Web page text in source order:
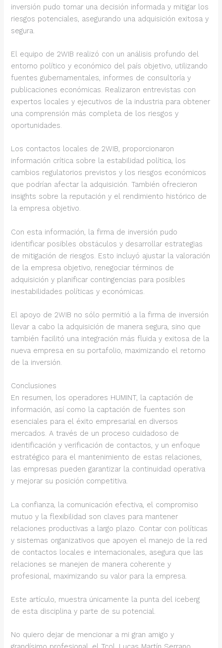
inversión pudo tomar una decisión informada y mitigar los
riesgos potenciales, asegurando una adquisición exitosa y
segura.
El equipo de 2WIB realizó con un análisis profundo del
entorno político y económico del país objetivo, utilizando
fuentes gubernamentales, informes de consultoría y
publicaciones económicas. Realizaron entrevistas con
expertos locales y ejecutivos de la industria para obtener
una comprensión más completa de los riesgos y
oportunidades.
Los contactos locales de 2WIB, proporcionaron
información crítica sobre la estabilidad política, los
cambios regulatorios previstos y los riesgos económicos
que podrían afectar la adquisición. También ofrecieron
insights sobre la reputación y el rendimiento histórico de
la empresa objetivo.
Con esta información, la firma de inversión pudo
identificar posibles obstáculos y desarrollar estrategias
de mitigación de riesgos. Esto incluyó ajustar la valoración
de la empresa objetivo, renegociar términos de
adquisición y planificar contingencias para posibles
inestabilidades políticas y económicas.
El apoyo de 2WIB no sólo permitió a la firma de inversión
llevar a cabo la adquisición de manera segura, sino que
también facilitó una integración más fluida y exitosa de la
nueva empresa en su portafolio, maximizando el retorno
de la inversión.
Conclusiones
En resumen, los operadores HUMINT, la captación de
información, así como la captación de fuentes son
esenciales para el éxito empresarial en diversos
mercados. A través de un proceso cuidadoso de
identificación y verificación de contactos, y un enfoque
estratégico para el mantenimiento de estas relaciones,
las empresas pueden garantizar la continuidad operativa
y mejorar su posición competitiva.
La confianza, la comunicación efectiva, el compromiso
mutuo y la flexibilidad son claves para mantener
relaciones productivas a largo plazo. Contar con políticas
y sistemas organizativos que apoyen el manejo de la red
de contactos locales e internacionales, asegura que las
relaciones se manejen de manera coherente y
profesional, maximizando su valor para la empresa.
Este artículo, muestra únicamente la punta del iceberg
de esta disciplina y parte de su potencial.
No quiero dejar de mencionar a mi gran amigo y